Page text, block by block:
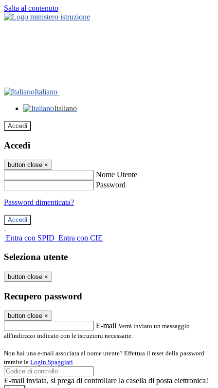
Salta al contenuto
Italiano
Italiano
Accedi
Accedi
button close ×
Nome Utente
Password
Password dimenticata?
-
Entra con SPID Entra con CIE
Seleziona utente
button close ×
Recupero password
button close ×
E-mail Verrà inviato un messaggio
all'indirizzo indicato con le istruzioni necessarie.
Non hai una e-mail associata al nome utente? Effettua il reset della password
tramite la Login Spaggiari
E-mail inviata, si prega di controllare la casella di posta elettronica!